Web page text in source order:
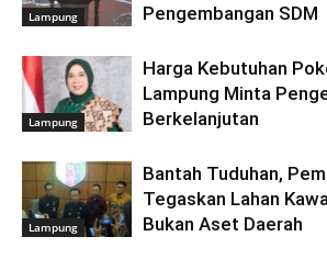
Lampung
Pengembangan SDM
Lampung
Harga Kebutuhan
Lampung Minta
Berkelanjutan
Lampung
Bantah Tuduhan,
Tegaskan Lahan
Bukan Aset Daerah